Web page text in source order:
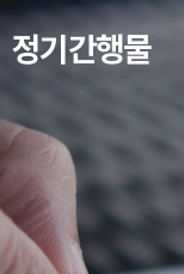
정기간행물